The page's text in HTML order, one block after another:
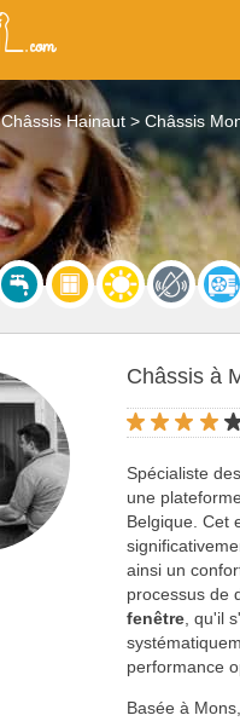
Châssis Hainaut Châssis
Châssis à
Spécialiste
une
Belgique. Cet
ainsi un
processus de
fenêtre , qu'il
performance
Basée à